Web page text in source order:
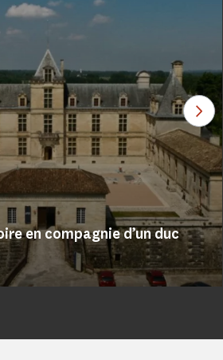
en compagnie d’un duc